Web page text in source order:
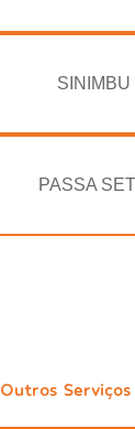
SINIMBU
PASSA
Outros Serviços